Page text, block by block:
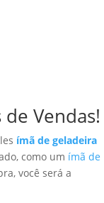
Vendas!
ímã de geladeira
como um ímã de
você será a